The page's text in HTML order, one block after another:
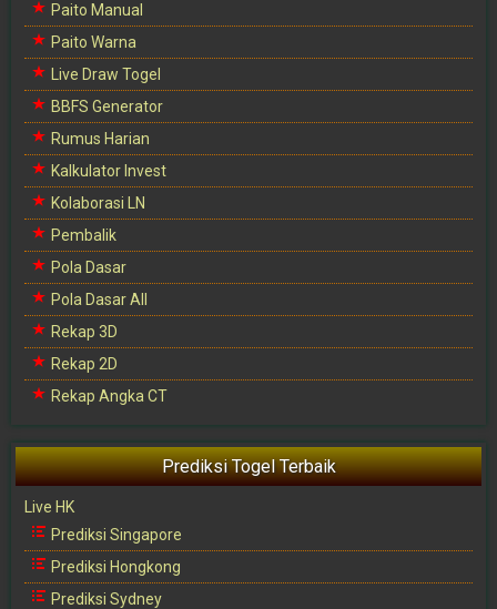
Paito Manual
Paito Warna
Live Draw Togel
BBFS Generator
Rumus Harian
Kalkulator Invest
Kolaborasi LN
Pembalik
Pola Dasar
Pola Dasar All
Rekap 3D
Rekap 2D
Rekap Angka CT
Prediksi Togel Terbaik
Live HK
Prediksi Singapore
Prediksi Hongkong
Prediksi Sydney